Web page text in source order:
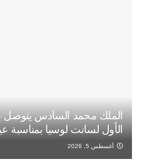
الملك محمد السادس يتوصل
الأول لسانت لوسيا بمناسبة
أغسطس 5, 2026